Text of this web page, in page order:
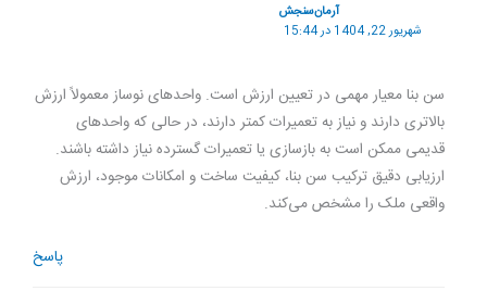
آرمان‌سنجش
شهریور 22, 1404 در 15:44
سن بنا معیار مهمی در تعیین ارزش است. واحدهای نوساز معمولاً ارزش
بالاتری دارند و نیاز به تعمیرات کمتر دارند، در حالی که واحدهای
قدیمی ممکن است به بازسازی یا تعمیرات گسترده نیاز داشته باشند.
ارزیابی دقیق ترکیب سن بنا، کیفیت ساخت و امکانات موجود، ارزش
واقعی ملک را مشخص می‌کند.
پاسخ